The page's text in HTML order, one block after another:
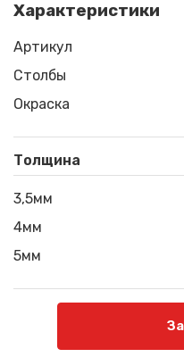
Характеристики
Артикул
Столбы
Окраска
Толщина
3,5мм
4мм
5мм